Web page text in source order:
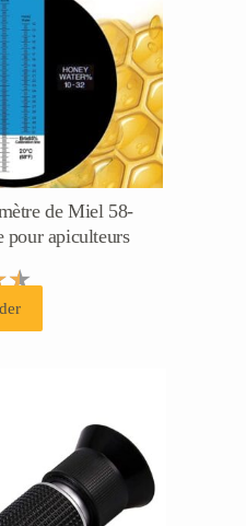
de Miel 58-
pour apiculteurs
★